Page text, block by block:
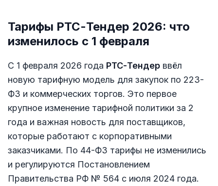
Тарифы РТС-Тендер 2026: что
изменилось с 1 февраля
С 1 февраля 2026 года РТС-Тендер ввёл
новую тарифную модель для закупок по 223-
ФЗ и коммерческих торгов. Это первое
крупное изменение тарифной политики за 2
года и важная новость для поставщиков,
которые работают с корпоративными
заказчиками. По 44-ФЗ тарифы не изменились
и регулируются Постановлением
Правительства РФ № 564 с июля 2024 года.